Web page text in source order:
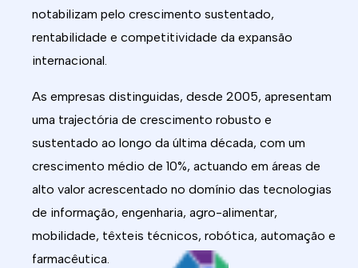
notabilizam pelo crescimento sustentado,
rentabilidade e competitividade da expansão
internacional.
As empresas distinguidas, desde 2005, apresentam
uma trajectória de crescimento robusto e
sustentado ao longo da última década, com um
crescimento médio de 10%, actuando em áreas de
alto valor acrescentado no domínio das tecnologias
de informação, engenharia, agro-alimentar,
mobilidade, têxteis técnicos, robótica, automação e
farmacêutica.